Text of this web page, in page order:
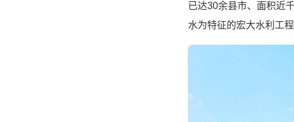
已达30余县市、面积近
水为特征的宏大水利工